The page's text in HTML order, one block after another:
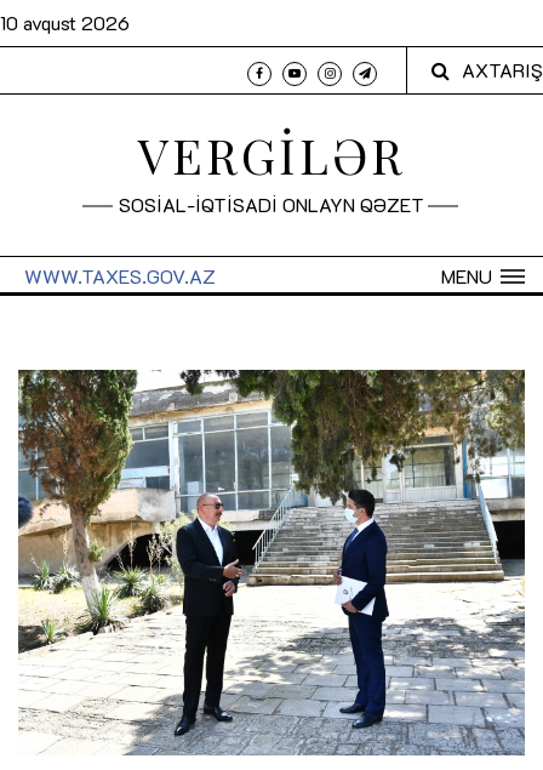
10 avqust 2026
AXTARIŞ
VERGİLƏR
SOSİAL-İQTİSADİ ONLAYN QƏZET
MENU
WWW.TAXES.GOV.AZ